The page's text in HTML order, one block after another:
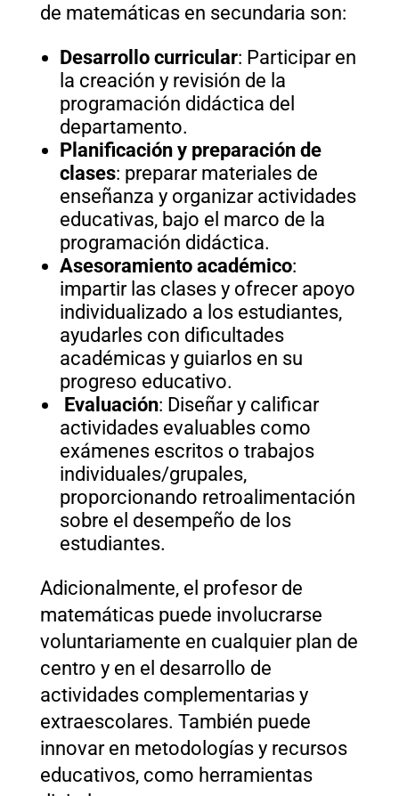
de matemáticas en secundaria son:
Desarrollo curricular: Participar en
la creación y revisión de la
programación didáctica del
departamento.
Planificación y preparación de
clases: preparar materiales de
enseñanza y organizar actividades
educativas, bajo el marco de la
programación didáctica.
Asesoramiento académico:
impartir las clases y ofrecer apoyo
individualizado a los estudiantes,
ayudarles con dificultades
académicas y guiarlos en su
progreso educativo.
Evaluación: Diseñar y calificar
actividades evaluables como
exámenes escritos o trabajos
individuales/grupales,
proporcionando retroalimentación
sobre el desempeño de los
estudiantes.
Adicionalmente, el profesor de
matemáticas puede involucrarse
voluntariamente en cualquier plan de
centro y en el desarrollo de
actividades complementarias y
extraescolares. También puede
innovar en metodologías y recursos
educativos, como herramientas